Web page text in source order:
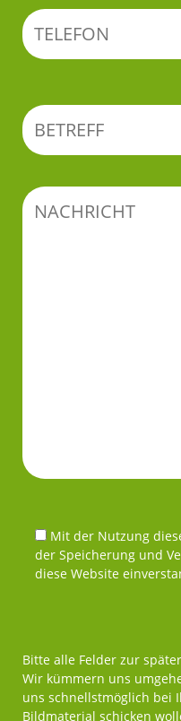
Mit der Nutzung
der Speicherung und
diese Website
Bitte alle Felder zur
Wir kümmern uns
uns schnellstmöglich bei
Bildmaterial schicken